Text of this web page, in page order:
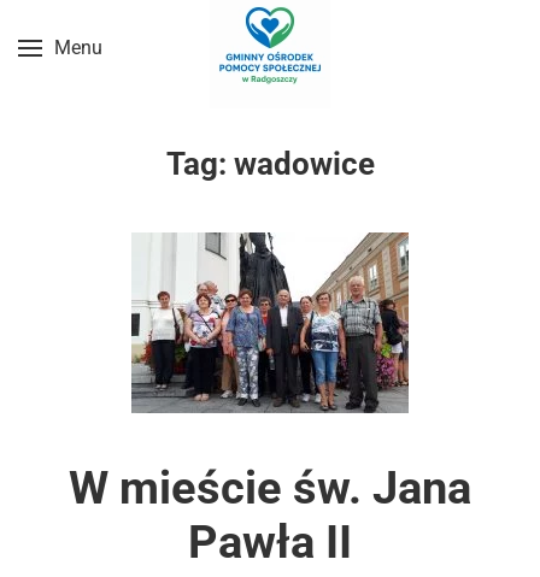
Przejdź do treści głównej
Menu
Tag: wadowice
W mieście św. Jana
Pawła II